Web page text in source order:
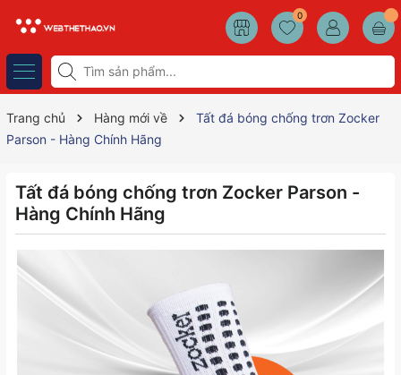
0
Trang chủ Hàng mới về
Tất đá bóng chống trơn Zocker
Parson - Hàng Chính Hãng
Tất đá bóng chống trơn Zocker Parson -
Hàng Chính Hãng